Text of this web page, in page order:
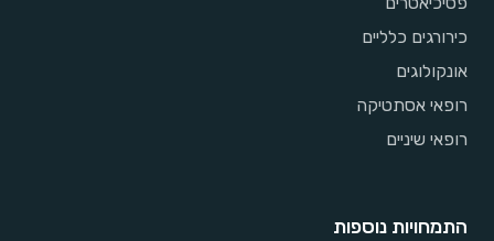
כירורגים כלליים
אונקולוגים
רופאי אסתטיקה
רופאי שיניים
התמחויות נוספות